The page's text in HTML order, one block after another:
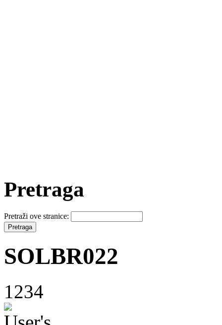
Pretraga
Pretraži ove stranice:
SOLBR022
1234